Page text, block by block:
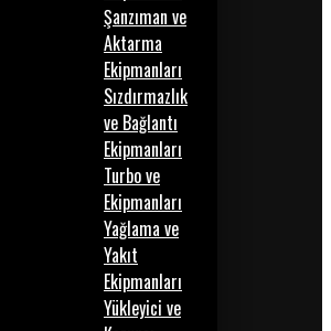
Şanzıman ve
Aktarma
Ekipmanları
Sızdırmazlık
ve Bağlantı
Ekipmanları
Turbo ve
Ekipmanları
Yağlama ve
Yakıt
Ekipmanları
Yükleyici ve